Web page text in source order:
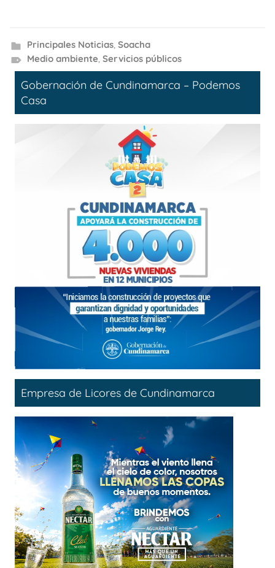
Principales Noticias, Soacha
Medio ambiente, Servicios públicos
Gobernación de Cundinamarca – Podemos
Casa
Empresa de Licores de Cundinamarca